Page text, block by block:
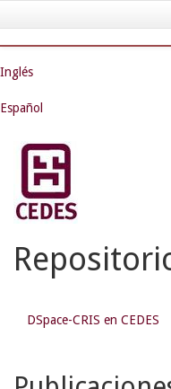
navigation
Inglés
Español
DSpace-CRIS en CEDES